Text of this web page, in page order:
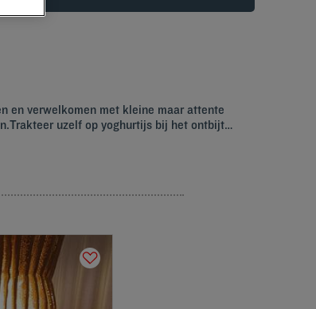
en verwelkomen met kleine maar attente
uzelf op yoghurtijs bij het ontbijt…